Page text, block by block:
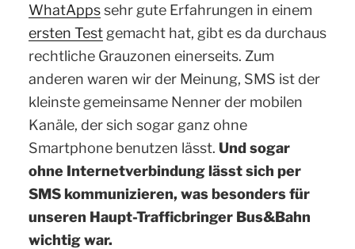
WhatAppssehr gute Erfahrungen in einem
ersten Test gemacht hat, gibt es da durchaus
rechtliche Grauzonen einerseits. Zum
anderen waren wir der Meinung, SMS ist der
kleinste gemeinsame Nenner der mobilen
Kanäle, der sich sogar ganz ohne
Smartphone benutzen lässt. Und sogar
ohne Internetverbindung lässt sich per
SMS kommunizieren, was besonders für
unseren Haupt-Trafficbringer Bus&Bahn
wichtig war.